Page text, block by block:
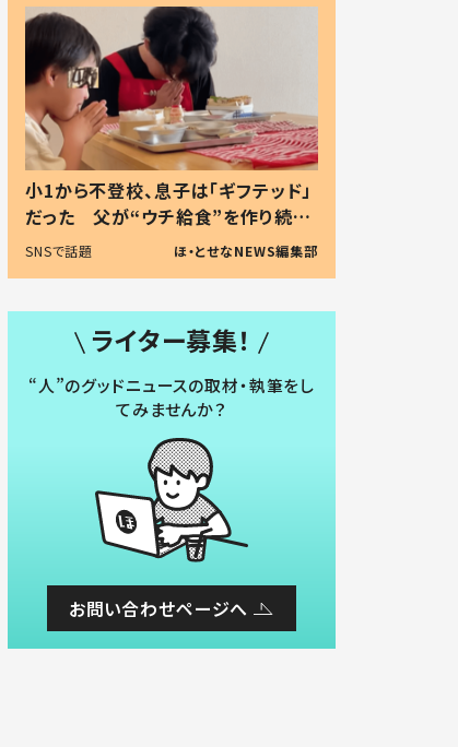
小1から不登校、息子は「ギフテッド」
だった 父が“ウチ給食”を作り続け
る理由とは #令和の親 #令和の子
SNSで話題 ほ・とせなNEWS編集部
ライター募集！
“人”のグッドニュースの取材・執筆をし
てみませんか？
お問い合わせページへ